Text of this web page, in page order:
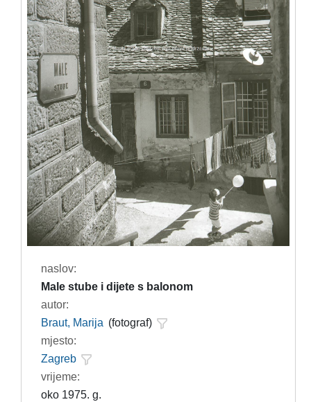
naslov:
Male stube i dijete s balonom
autor:
Braut, Marija (fotograf)
mjesto:
Zagreb
vrijeme:
oko 1975. g.